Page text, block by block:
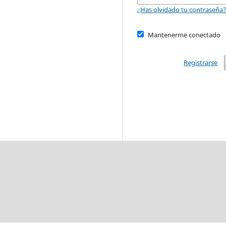
¿Has olvidado tu contraseña?
Mantenerme conectado
Registrarse